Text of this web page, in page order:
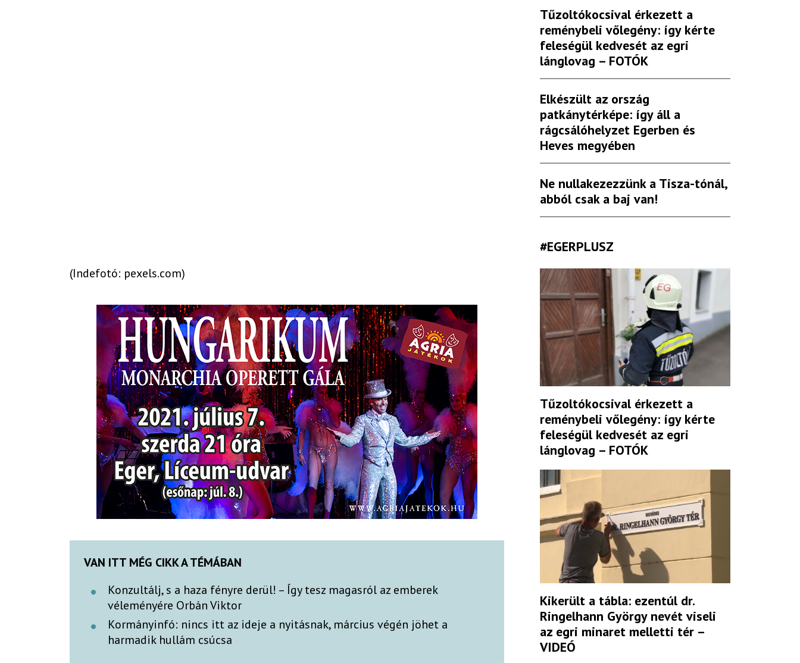
(Indefotó: pexels.com)
VAN ITT MÉG CIKK A TÉMÁBAN
Konzultálj, s a haza fényre derül! – Így tesz magasról az emberek
véleményére Orbán Viktor
Kormányinfó: nincs itt az ideje a nyitásnak, március végén jöhet a
harmadik hullám csúcsa
Tűzoltókocsival érkezett a
reménybeli vőlegény: így kérte
feleségül kedvesét az egri
lánglovag – FOTÓK
Elkészült az ország
patkánytérképe: így áll a
rágcsálóhelyzet Egerben és
Heves megyében
Ne nullakezezzünk a Tisza-tónál,
abból csak a baj van!
#EGERPLUSZ
Tűzoltókocsival érkezett a
reménybeli vőlegény: így kérte
feleségül kedvesét az egri
lánglovag – FOTÓK
Kikerült a tábla: ezentúl dr.
Ringelhann György nevét viseli
az egri minaret melletti tér –
VIDEÓ